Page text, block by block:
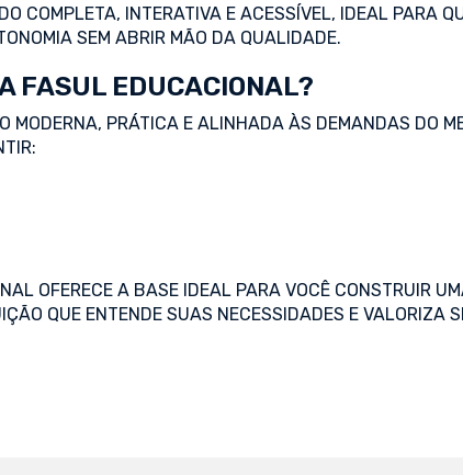
COMPLETA, INTERATIVA E ACESSÍVEL, IDEAL PARA
SEM ABRIR MÃO DA QUALIDADE.
FASUL EDUCACIONAL?
MODERNA, PRÁTICA E ALINHADA ÀS DEMANDAS DO
OFERECE A BASE IDEAL PARA VOCÊ CONSTRUIR
QUE ENTENDE SUAS NECESSIDADES E VALORIZA